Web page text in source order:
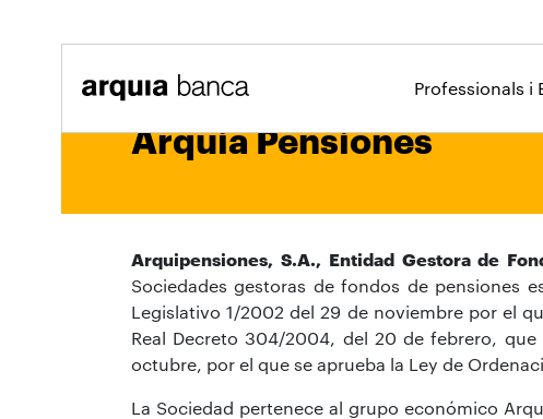
Professionals i
Arquia Pensiones
Arquipensiones, S.A., Entidad Gestora de
Sociedades gestoras de fondos de pensiones
Legislativo 1/2002 del 29 de noviembre por el
Real Decreto 304/2004, del 20 de febrero,
octubre, por el que se aprueba la Ley de
La Sociedad pertenece al grupo económico